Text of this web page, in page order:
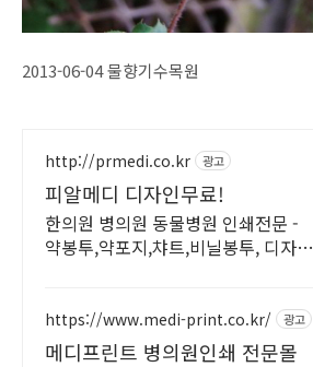
2013-06-04 물향기수목원
http://prmedi.co.kr 광고
피알메디 디자인무료!
한의원 병의원 동물병원 인쇄전문 -
약봉투,약포지,챠트,비닐봉투, 디자인
https://www.medi-print.co.kr/ 광고
메디프린트 병의원인쇄 전문몰